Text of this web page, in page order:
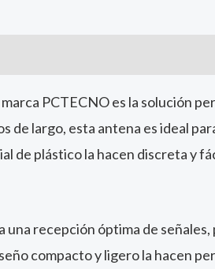
PCTECNO es la solución
de largo, esta antena es ideal
de plástico la hacen discreta y
una recepción óptima de
compacto y ligero la hacen